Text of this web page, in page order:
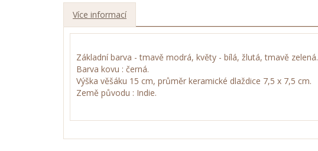
Více informací
Základní barva - tmavě modrá, květy - bílá, žlutá, tmavě zelená.
Barva kovu : černá.
Výška věšáku 15 cm, průměr keramické dlaždice 7,5 x 7,5 cm.
Země původu : Indie.